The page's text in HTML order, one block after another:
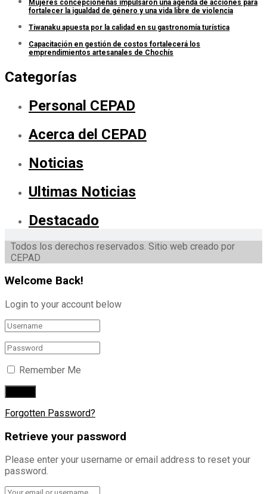
Mujeres concepcioneñas impulsaron una agenda de acciones para
fortalecer la igualdad de género y una vida libre de violencia
Tiwanaku apuesta por la calidad en su gastronomía turística
Capacitación en gestión de costos fortalecerá los
emprendimientos artesanales de Chochís
Categorías
Personal CEPAD
Acerca del CEPAD
Noticias
Ultimas Noticias
Destacado
Todos los derechos reservados. Sitio web creado por
CEPAD
Welcome Back!
Login to your account below
Remember Me
Forgotten Password?
Retrieve your password
Please enter your username or email address to reset your
password.